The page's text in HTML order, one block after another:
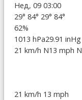
Нед, 09 03:00
29° 84° 29° 84°
62%
1013 hPa29.91 inHg
21 km/h N13 mph N
21 km/h 13 mph